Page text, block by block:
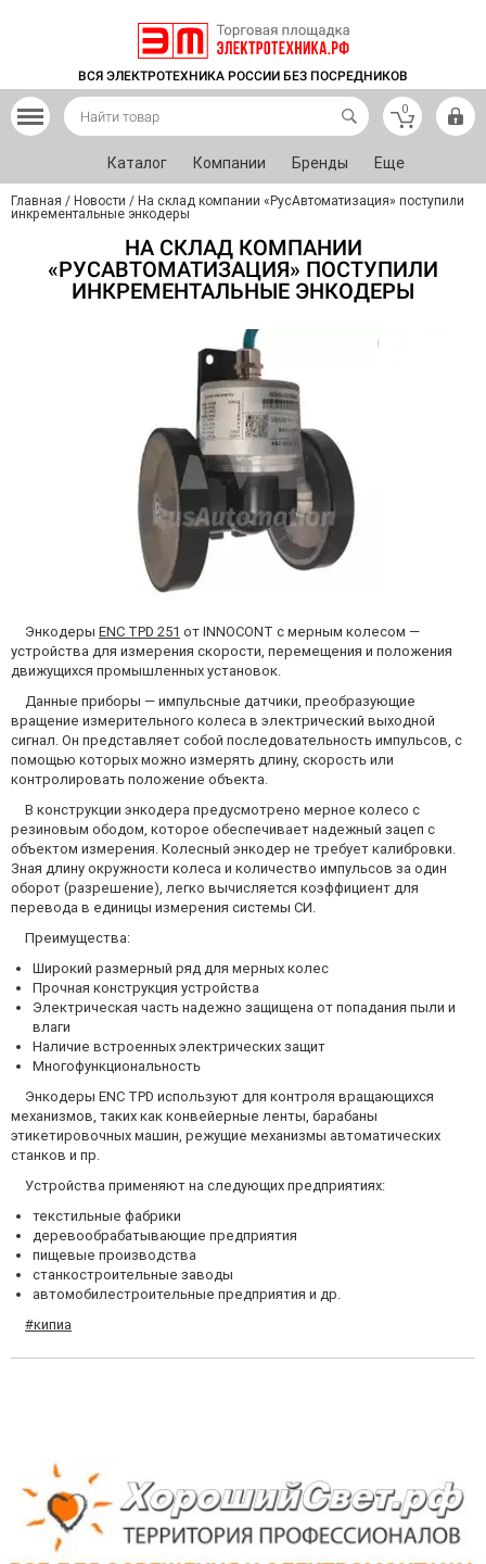
ВСЯ ЭЛЕКТРОТЕХНИКА РОССИИ БЕЗ ПОСРЕДНИКОВ
0
Каталог Компании Бренды Еще
Главная / Новости / На склад компании «РусАвтоматизация» поступили
инкрементальные энкодеры
НА СКЛАД КОМПАНИИ
«РУСАВТОМАТИЗАЦИЯ» ПОСТУПИЛИ
ИНКРЕМЕНТАЛЬНЫЕ ЭНКОДЕРЫ
Энкодеры ENC TPD 251 от INNOCONT с мерным колесом —
устройства для измерения скорости, перемещения и положения
движущихся промышленных установок.
Данные приборы — импульсные датчики, преобразующие
вращение измерительного колеса в электрический выходной
сигнал. Он представляет собой последовательность импульсов, с
помощью которых можно измерять длину, скорость или
контролировать положение объекта.
В конструкции энкодера предусмотрено мерное колесо с
резиновым ободом, которое обеспечивает надежный зацеп с
объектом измерения. Колесный энкодер не требует калибровки.
Зная длину окружности колеса и количество импульсов за один
оборот (разрешение), легко вычисляется коэффициент для
перевода в единицы измерения системы СИ.
Преимущества:
Широкий размерный ряд для мерных колес
Прочная конструкция устройства
Электрическая часть надежно защищена от попадания пыли и
влаги
Наличие встроенных электрических защит
Многофункциональность
Энкодеры ENC TPD используют для контроля вращающихся
механизмов, таких как конвейерные ленты, барабаны
этикетировочных машин, режущие механизмы автоматических
станков и пр.
Устройства применяют на следующих предприятиях:
текстильные фабрики
деревообрабатывающие предприятия
пищевые производства
станкостроительные заводы
автомобилестроительные предприятия и др.
#кипиа